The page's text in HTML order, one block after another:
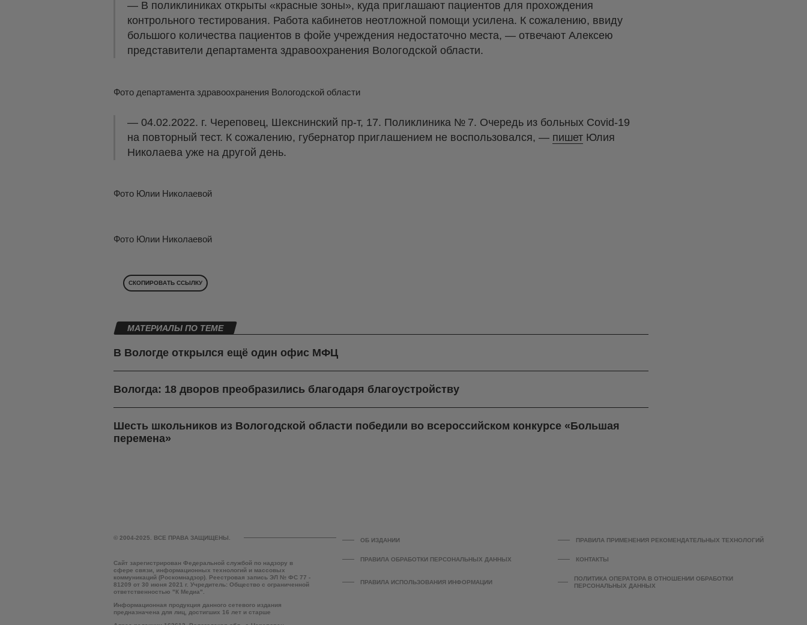
— В поликлиниках открыты «красные зоны», куда приглашают пациентов для прохождения
контрольного тестирования. Работа кабинетов неотложной помощи усилена. К сожалению, ввиду
большого количества пациентов в фойе учреждения недостаточно места, — отвечают Алексею
представители департамента здравоохранения Вологодской области.
Фото департамента здравоохранения Вологодской области
— 04.02.2022. г. Череповец, Шекснинский пр-т, 17. Поликлиника № 7. Очередь из больных Covid-19
на повторный тест. К сожалению, губернатор приглашением не воспользовался, — пишет Юлия
Николаева уже на другой день.
Фото Юлии Николаевой
Фото Юлии Николаевой
СКОПИРОВАТЬ ССЫЛКУ
МАТЕРИАЛЫ ПО ТЕМЕ
В Вологде открылся ещё один офис МФЦ
Вологда: 18 дворов преобразились благодаря благоустройству
Шесть школьников из Вологодской области победили во всероссийском конкурсе «Большая
перемена»
© 2004-2025. ВСЕ ПРАВА ЗАЩИЩЕНЫ.
Сайт зарегистрирован Федеральной службой по надзору в
сфере связи, информационных технологий и массовых
коммуникаций (Роскомнадзор). Реестровая запись ЭЛ № ФС 77 -
81209 от 30 июня 2021 г. Учредитель: Общество с ограниченной
ответственностью "К Медиа".
Информационная продукция данного сетевого издания
предназначена для лиц, достигших 16 лет и старше
ОБ ИЗДАНИИ ПРАВИЛА ПРИМЕНЕНИЯ РЕКОМЕНДАТЕЛЬНЫХ ТЕХНОЛОГИЙ
ПРАВИЛА ОБРАБОТКИ ПЕРСОНАЛЬНЫХ ДАННЫХ КОНТАКТЫ
ПРАВИЛА ИСПОЛЬЗОВАНИЯ ИНФОРМАЦИИ
ПОЛИТИКА ОПЕРАТОРА В ОТНОШЕНИИ ОБРАБОТКИ
ПЕРСОНАЛЬНЫХ ДАННЫХ